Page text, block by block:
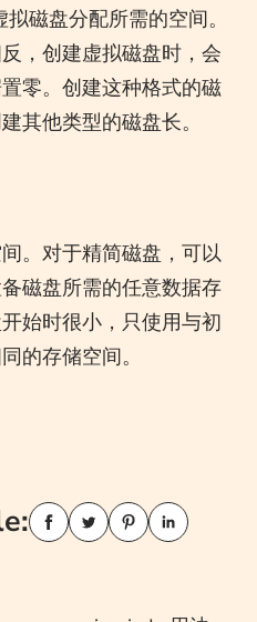
磁盘分配所需的空间。
，创建虚拟磁盘时，会
零。创建这种格式的磁
其他类型的磁盘长。
。对于精简磁盘，可以
磁盘所需的任意数据存
始时很小，只使用与初
的存储空间。